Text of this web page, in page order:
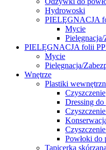
Hydrowoski
PIELĘGNACJA
Mycie
PIELĘGNACJA folii
Mycie
Pielęgnacja/
Wnętrze
Plastiki
Czyszczenie
Dressing
Powłoki do
Tapicerka